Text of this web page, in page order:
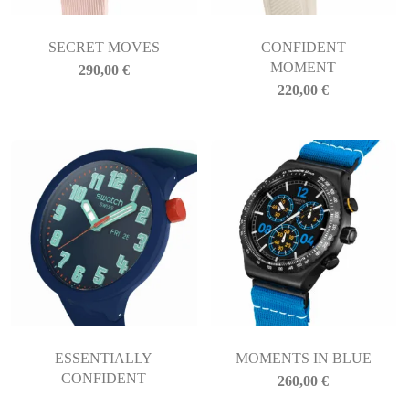
SECRET MOVES
290,00 €
CONFIDENT
MOMENT
220,00€
ESSENTIALLY
CONFIDENT
MOMENTS IN BLUE
260,00€